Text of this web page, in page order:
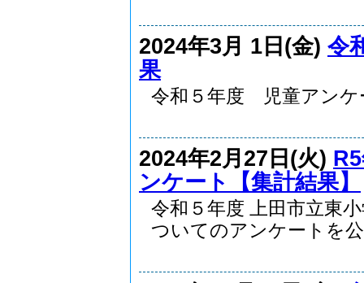
2024年3月 1日(金) 令
果
令和５年度 児童アン
2024年2月27日(火)
ンケート【集計結果】
令和５年度 上田市立東
ついてのアンケートを